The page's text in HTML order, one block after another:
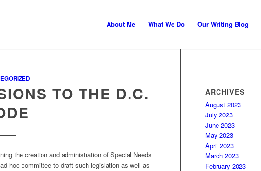
About Me What We Do Our Writing Blog
TO THE D.C.
the creation and administration of Special Needs
hoc committee to draft such legislation as well as
ARCHIVES
August 2023
July 2023
June 2023
May 2023
April 2023
March 2023
February 2023